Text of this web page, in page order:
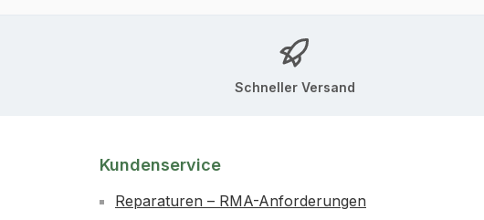
Schneller Versand
Kundenservice
Reparaturen – RMA-Anforderungen